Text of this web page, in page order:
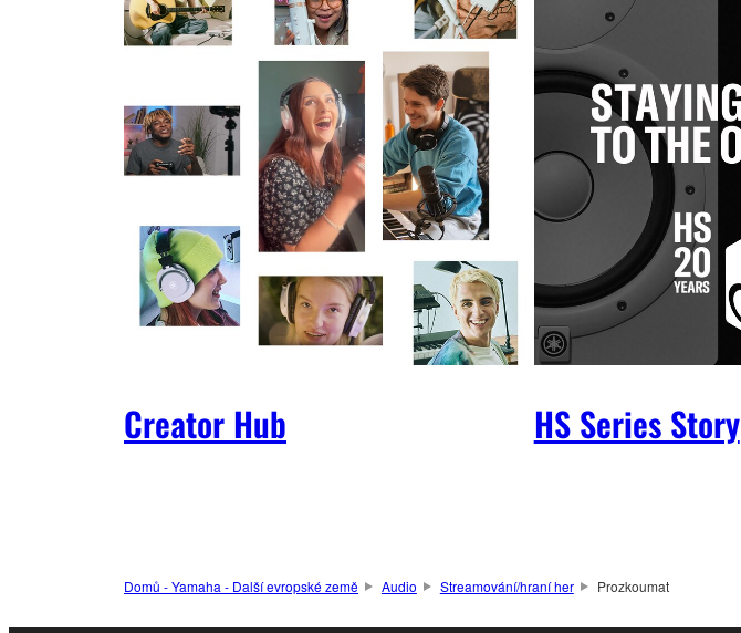
Creator Hub HS Series Story
Domů - Yamaha - Další evropské země Audio Streamování/hraní her Prozkoumat